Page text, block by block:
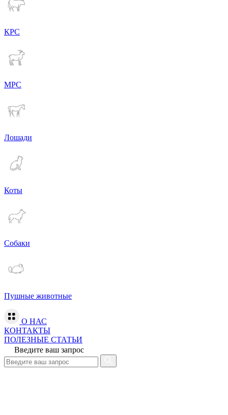
КРС
МРС
Лошади
Коты
Собаки
Пушные животные
О НАС
КОНТАКТЫ
ПОЛЕЗНЫЕ СТАТЬИ
Введите ваш запрос